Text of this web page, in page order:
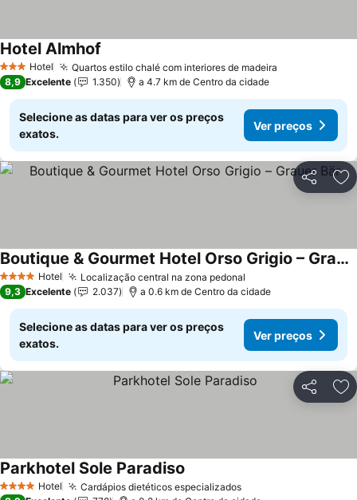
3 EstrelasHotel Quartos estilo chalé com interiores de madeira
Hotel Almhof
8,9 Excelente 1.350 a 4.7 km de Centro da cidade
Selecione as datas para ver os preços
exatos.
Ver preços
Partilhar
4 EstrelasHotel Localização central na zona pedonal
Boutique & Gourmet Hotel Orso Grigio – Grauer Bär
9,3 Excelente 2.037 a 0.6 km de Centro da cidade
Selecione as datas para ver os preços
exatos.
Ver preços
Partilhar
4 EstrelasHotel Cardápios dietéticos especializados
Parkhotel Sole Paradiso